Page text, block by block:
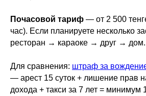
Почасовой тариф — от 2 500
час). Если планируете несколько
ресторан → караоке → друг → дом.
Для сравнения: штраф за
— арест 15 суток + лишение прав
дохода + такси за 7 лет = минимум